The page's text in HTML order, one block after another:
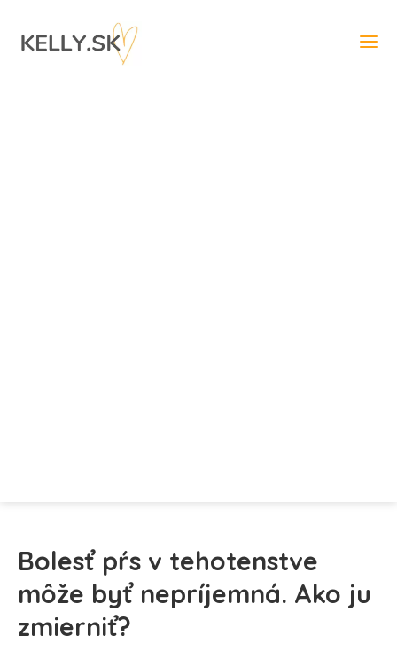
Bolesť pŕs v tehotenstve
môže byť nepríjemná. Ako ju
zmierniť?